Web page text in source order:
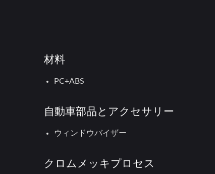
材料
PC+ABS
自動車部品とアクセサリー
ウィンドウバイザー
クロムメッキプロセス